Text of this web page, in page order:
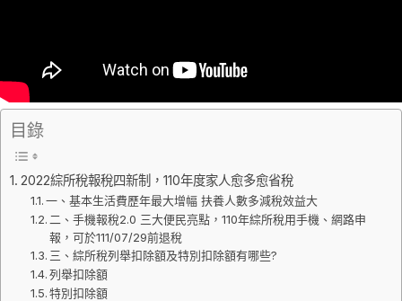
目錄
2022綜所稅報稅四新制，110年度家人愈多愈省稅
一、基本生活費歷年最大增幅 扶養人數多減稅效益大
二、手機報稅2.0 三大便民亮點，110年綜所稅用手機、網路申
報，可於111/07/29前退稅
三、綜所稅列舉扣除額及特別扣除額有哪些?
列舉扣除額
特別扣除額